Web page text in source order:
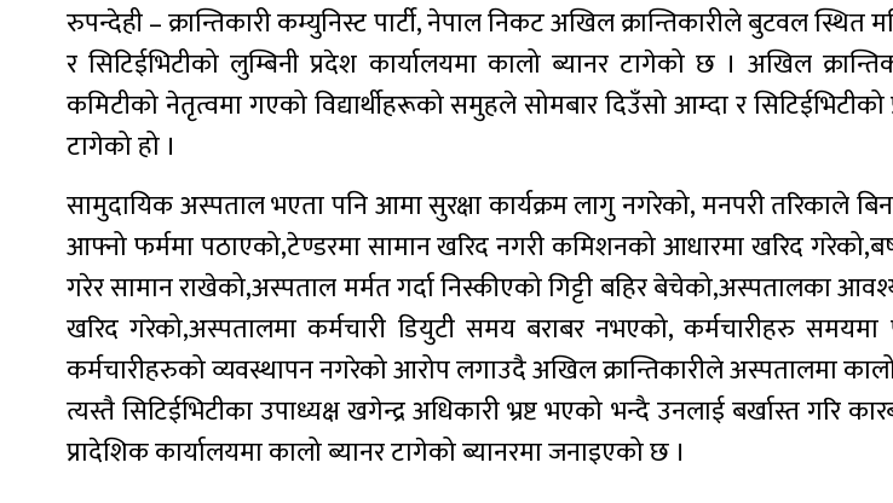
रुपन्देही – क्रान्तिकारी कम्युनिस्ट पार्टी, नेपाल निकट अखिल क्रान्तिकारीले बुटवल
र सिटिईभिटीको लुम्बिनी प्रदेश कार्यालयमा कालो ब्यानर टागेको छ । अखिल
कमिटीको नेतृत्वमा गएको विद्यार्थीहरूको समुहले सोमबार दिउँसो आम्दा र सिटिईभिटीको
टागेको हो ।
सामुदायिक अस्पताल भएता पनि आमा सुरक्षा कार्यक्रम लागु नगरेको, मनपरी तरिकाले
आफ्नो फर्ममा पठाएको,टेण्डरमा सामान खरिद नगरी कमिशनको आधारमा खरिद
गरेर सामान राखेको,अस्पताल मर्मत गर्दा निस्कीएको गिट्टी बहिर बेचेको,अस्पतालका
खरिद गरेको,अस्पतालमा कर्मचारी डियुटी समय बराबर नभएको, कर्मचारीहरु समयमा
कर्मचारीहरुको व्यवस्थापन नगरेको आरोप लगाउदै अखिल क्रान्तिकारीले अस्पतालमा कालो
त्यस्तै सिटिईभिटीका उपाध्यक्ष खगेन्द्र अधिकारी भ्रष्ट भएको भन्दै उनलाई बर्खास्त गरि
प्रादेशिक कार्यालयमा कालो ब्यानर टागेको ब्यानरमा जनाइएको छ ।